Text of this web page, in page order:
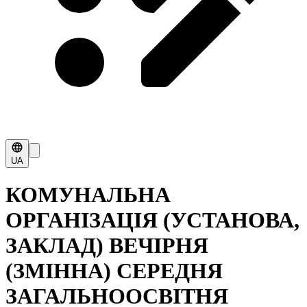
UA
КОМУНАЛЬНА
ОРГАНІЗАЦІЯ (УСТАНОВА,
ЗАКЛАД) ВЕЧІРНЯ
(ЗМІННА) СЕРЕДНЯ
ЗАГАЛЬНООСВІТНЯ